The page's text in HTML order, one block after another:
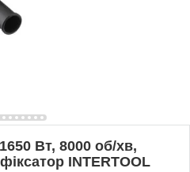
Вт, 8000 об/хв,
INTERTOOL